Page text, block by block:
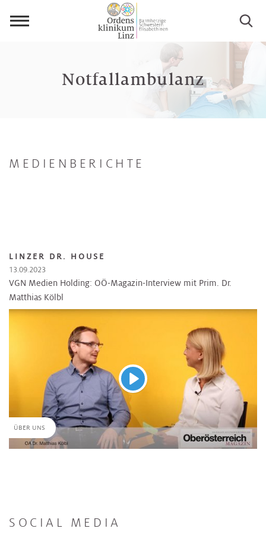
Notfallambulanz
MEDIENBERICHTE
LINZER DR. HOUSE
13.09.2023
VGN Medien Holding: OÖ-Magazin-Interview mit Prim. Dr.
Matthias Kölbl
ÜBER UNS
Abspielen
SOCIAL MEDIA